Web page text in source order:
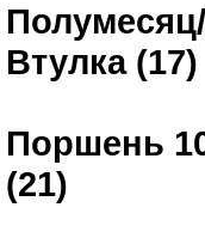
Втулка (17)
Поршень
(21)